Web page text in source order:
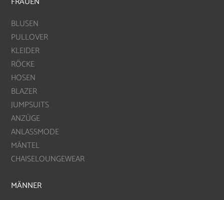
BLUSEN
PULLOVER
KLEIDER
RÖCKE
HOSEN
BLAZER
JUMPSUITS
ANZÜGE
ANLASSMODE
MÄNTEL
CHAISELOUNGEWEAR
MÄNNER